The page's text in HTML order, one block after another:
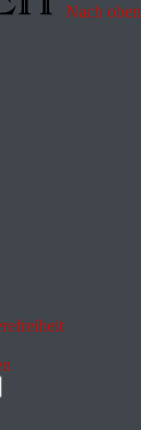
Nach oben